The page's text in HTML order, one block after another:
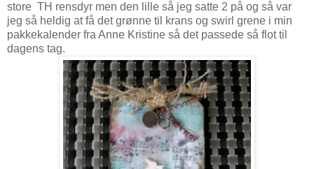
store TH rensdyr men den lille så jeg satte 2 på og så var
jeg så heldig at få det grønne til krans og swirl grene i min
pakkekalender fra Anne Kristine så det passede så flot til
dagens tag.